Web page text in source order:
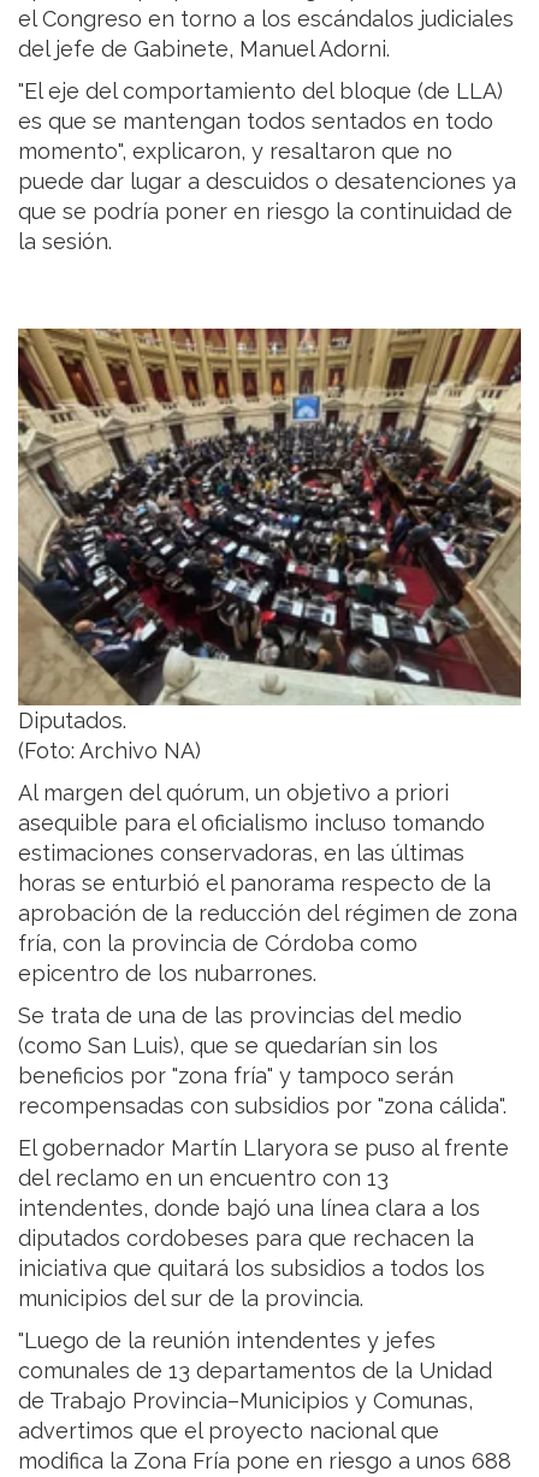
el Congreso en torno a los escándalos judiciales
del jefe de Gabinete, Manuel Adorni.
"El eje del comportamiento del bloque (de LLA)
es que se mantengan todos sentados en todo
momento", explicaron, y resaltaron que no
puede dar lugar a descuidos o desatenciones ya
que se podría poner en riesgo la continuidad de
la sesión.
Diputados.
(Foto: Archivo NA)
Al margen del quórum, un objetivo a priori
asequible para el oficialismo incluso tomando
estimaciones conservadoras, en las últimas
horas se enturbió el panorama respecto de la
aprobación de la reducción del régimen de zona
fría, con la provincia de Córdoba como
epicentro de los nubarrones.
Se trata de una de las provincias del medio
(como San Luis), que se quedarían sin los
beneficios por "zona fría" y tampoco serán
recompensadas con subsidios por "zona cálida".
El gobernador Martín Llaryora se puso al frente
del reclamo en un encuentro con 13
intendentes, donde bajó una línea clara a los
diputados cordobeses para que rechacen la
iniciativa que quitará los subsidios a todos los
municipios del sur de la provincia.
"Luego de la reunión intendentes y jefes
comunales de 13 departamentos de la Unidad
de Trabajo Provincia–Municipios y Comunas,
advertimos que el proyecto nacional que
modifica la Zona Fría pone en riesgo a unos 688